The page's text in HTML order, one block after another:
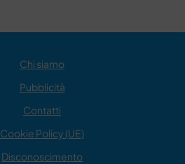
Chi siamo
Pubblicità
Contatti
Cookie Policy (UE)
Disconoscimento